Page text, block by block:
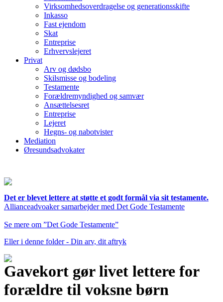
Virksomhedsoverdragelse og generationsskifte
Inkasso
Fast ejendom
Skat
Entreprise
Erhvervslejeret
Privat
Arv og dødsbo
Skilsmisse og bodeling
Testamente
Forældremyndighed og samvær
Ansættelsesret
Entreprise
Lejeret
Hegns- og nabotvister
Mediation
Øresundsadvokater
Det er blevet lettere at støtte et godt formål via sit testamente.
Allianceadvoaker samarbejder med Det Gode Testamente
Se mere om ”Det Gode Testamente”
Eller i denne folder - Din arv, dit aftryk
Gavekort gør livet lettere for
forældre til voksne børn